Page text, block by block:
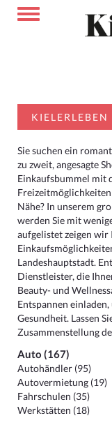
Sie suchen ein
zu zweit, angesagte
Einkaufsbummel mit
Nähe? In unserem
werden Sie mit
aufgelistet zeigen wir
Landeshauptstadt.
Dienstleister, die
Beauty- und
Entspannen
Gesundheit. Lassen
Zusammenstellung
Auto (167)
Autohändler (95)
Autovermietung (19)
Fahrschulen (35)
Werkstätten (18)